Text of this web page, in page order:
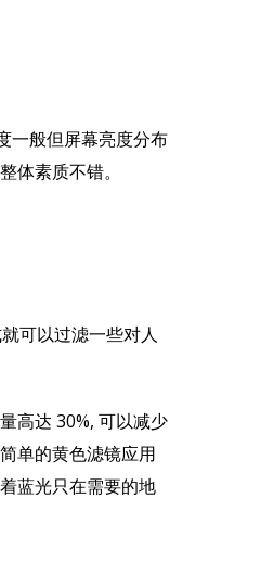
般但屏幕亮度分布
体素质不错。
可以过滤一些对人
高达 30%, 可以减少
单的黄色滤镜应用
蓝光只在需要的地